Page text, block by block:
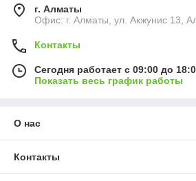
г. Алматы
Офис: г. Алматы, ул. Акжунис 13,
Контакты
Сегодня работает с 09:00 до
Показать весь график работы
О нас
Контакты